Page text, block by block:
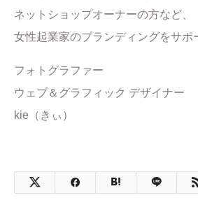
ネットショップオーナーの方など、
女性起業家のブランディングをサポ
フォトグラファー
ウェブ＆グラフィック デザイナー
kie（きぃ）